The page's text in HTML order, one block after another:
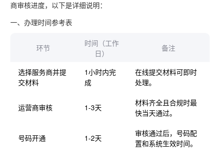
商审核进度‌，以下是详细说明：
一、办理时间参考表
环节
时间（工作
日）
备注
选择服务商并提
交材料
1小时内完
成
在线提交材料可即时
处理。
运营商审核 1-3天
材料齐全且合规时最
快当天通过。
号码开通 1-2天
审核通过后，号码配
置和系统生效时间。